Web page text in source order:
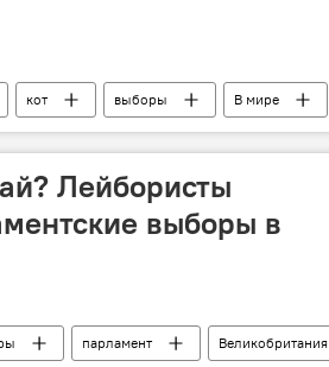
кот выборы В мире
Лейбористы
выборы в
парламент
Великобритания